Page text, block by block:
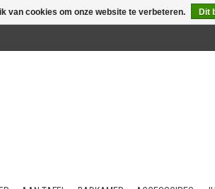
van cookies om onze website te verbeteren. Dit